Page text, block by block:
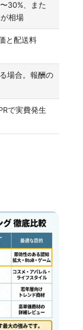
30%、また
相場
と配送料
場合。報酬の
で実費発生